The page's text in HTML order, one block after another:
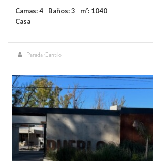
Camas: 4 Baños: 3
m²: 1040
Casa
Parada Cantilo